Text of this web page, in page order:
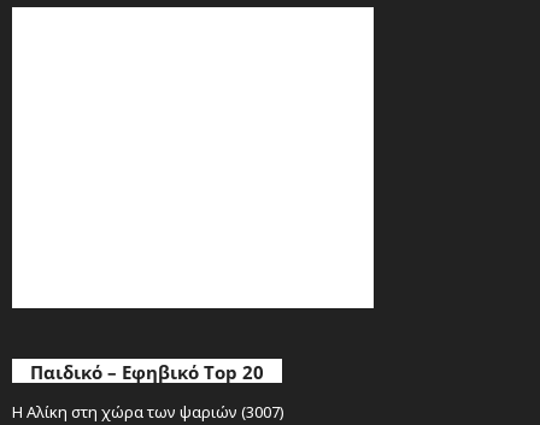
Παιδικό – Εφηβικό Top 20
Η Αλίκη στη χώρα των ψαριών (3007)